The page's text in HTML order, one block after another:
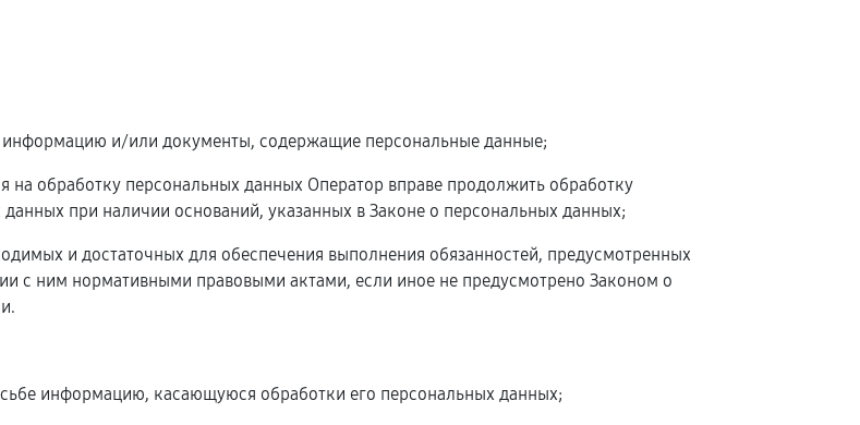
информацию и/или документы, содержащие персональные данные;
на обработку персональных данных Оператор вправе продолжить обработку
при наличии оснований, указанных в Законе о персональных данных;
и достаточных для обеспечения выполнения обязанностей, предусмотренных
с ним нормативными правовыми актами, если иное не предусмотрено Законом о
информацию, касающуюся обработки его персональных данных;